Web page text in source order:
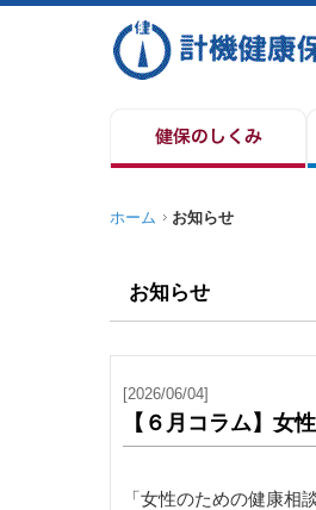
ホーム お知らせ
お知らせ
[2026/06/04]
【６月コラム】女
「女性のための健康相